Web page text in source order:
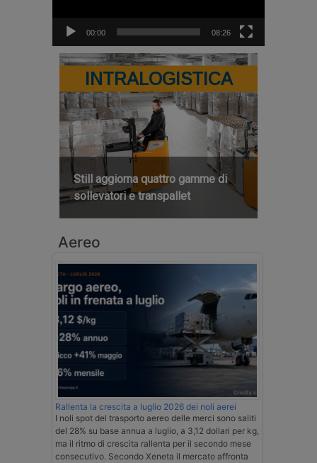
00:00 08:26
INTRALOGISTICA
Still aggiorna quattro gamme di
sollevatori e transpallet
Aereo
Rallenta la crescita a luglio 2026 dei noli aerei
I noli spot del trasporto aereo delle merci sono saliti
del 28% su base annua a luglio, a 3,12 dollari per kg,
ma il ritmo di crescita rallenta per il secondo mese
consecutivo. Secondo Xeneta il mercato affronta